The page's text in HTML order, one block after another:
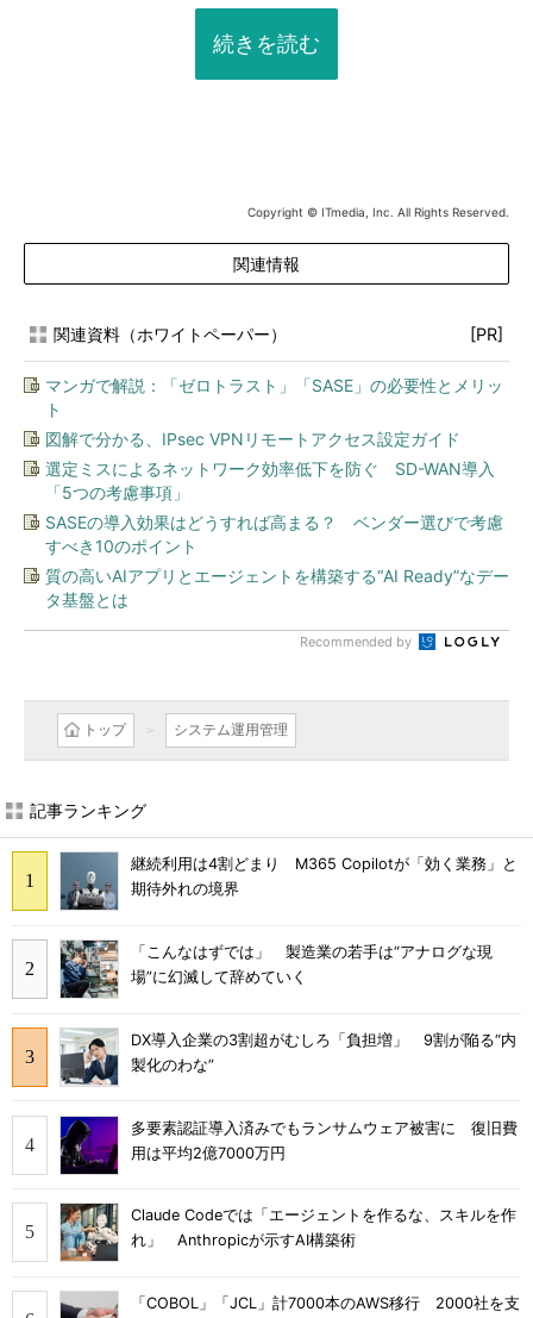
続きを読む
Copyright © ITmedia, Inc. All Rights Reserved.
関連情報
関連資料（ホワイトペーパー） [PR]
マンガで解説：「ゼロトラスト」「SASE」の必要性とメリッ
ト
図解で分かる、IPsec VPNリモートアクセス設定ガイド
選定ミスによるネットワーク効率低下を防ぐ SD-WAN導入
「5つの考慮事項」
SASEの導入効果はどうすれば高まる？ ベンダー選びで考慮
すべき10のポイント
質の高いAIアプリとエージェントを構築する“AI Ready”なデー
タ基盤とは
Recommended by
トップ システム運用管理
記事ランキング
継続利用は4割どまり M365 Copilotが「効く業務」と
期待外れの境界
「こんなはずでは」 製造業の若手は“アナログな現
場”に幻滅して辞めていく
DX導入企業の3割超がむしろ「負担増」 9割が陥る“内
製化のわな”
多要素認証導入済みでもランサムウェア被害に 復旧費
用は平均2億7000万円
Claude Codeでは「エージェントを作るな、スキルを作
れ」 Anthropicが示すAI構築術
「COBOL」「JCL」計7000本のAWS移行 2000社を支